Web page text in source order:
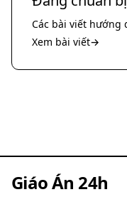
Các bài viết hướng
Xem bài viết→
Giáo Án 24h